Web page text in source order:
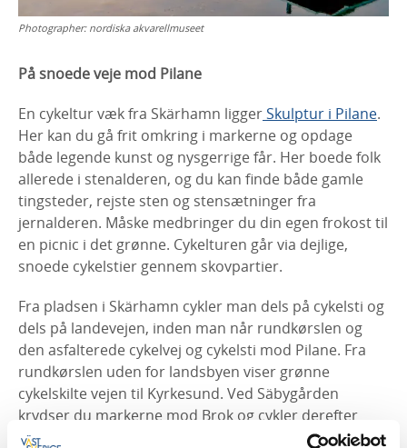
Photographer: nordiska akvarellmuseet
På snoede veje mod Pilane
En cykeltur væk fra Skärhamn liggerSkulptur i Pilane.
Her kan du gå frit omkring i markerne og opdage
både legende kunst og nysgerrige får. Her boede folk
allerede i stenalderen, og du kan finde både gamle
tingsteder, rejste sten og stensætninger fra
jernalderen. Måske medbringer du din egen frokost til
en picnic i det grønne. Cykelturen går via dejlige,
snoede cykelstier gennem skovpartier.
Fra pladsen i Skärhamn cykler man dels på cykelsti og
dels på landevejen, inden man når rundkørslen og
den asfalterede cykelvej og cykelsti mod Pilane. Fra
rundkørslen uden for landsbyen viser grønne
cykelskilte vejen til Kyrkesund. Ved Säbygården
krydser du markerne mod Brok og cykler derefter
mod vest mod Pilane gravplads.